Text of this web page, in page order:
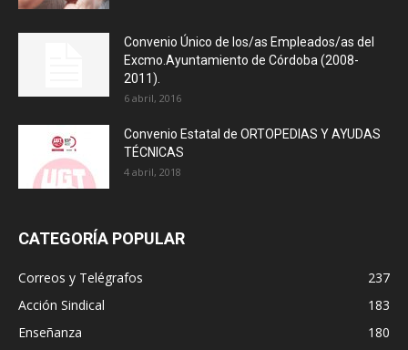
Convenio Único de los/as Empleados/as del
Excmo.Ayuntamiento de Córdoba (2008-
2011).
6 abril, 2016
Convenio Estatal de ORTOPEDIAS Y AYUDAS
TÉCNICAS
4 abril, 2018
CATEGORÍA POPULAR
Correos y Telégrafos
237
Acción Sindical
183
Enseñanza
180